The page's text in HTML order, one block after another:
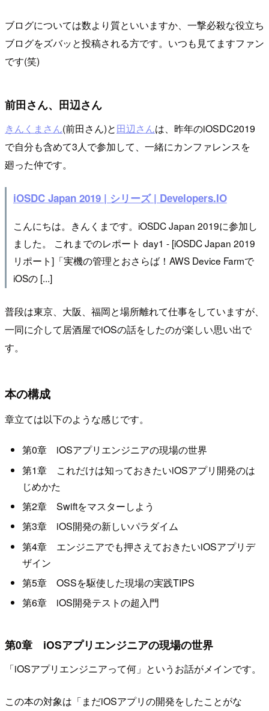
ブログについては数より質といいますか、一撃必殺な役立ち
ブログをズバッと投稿される方です。いつも見てますファン
です(笑)
前田さん、田辺さん
きんくまさん(前田さん)と田辺さんは、昨年のiOSDC2019
で自分も含めて3人で参加して、一緒にカンファレンスを
廻った仲です。
iOSDC Japan 2019 | シリーズ | Developers.IO
こんにちは。きんくまです。iOSDC Japan 2019に参加し
ました。 これまでのレポート day1 - [iOSDC Japan 2019
リポート]「実機の管理とおさらば！AWS Device Farmで
iOSの [...]
普段は東京、大阪、福岡と場所離れて仕事をしていますが、
一同に介して居酒屋でiOSの話をしたのが楽しい思い出で
す。
本の構成
章立ては以下のような感じです。
第0章 iOSアプリエンジニアの現場の世界
第1章 これだけは知っておきたいiOSアプリ開発のは
じめかた
第2章 Swiftをマスターしよう
第3章 iOS開発の新しいパラダイム
第4章 エンジニアでも押さえておきたいiOSアプリデ
ザイン
第5章 OSSを駆使した現場の実践TIPS
第6章 iOS開発テストの超入門
第0章 iOSアプリエンジニアの現場の世界
「iOSアプリエンジニアって何」というお話がメインです。
この本の対象は「まだiOSアプリの開発をしたことがな